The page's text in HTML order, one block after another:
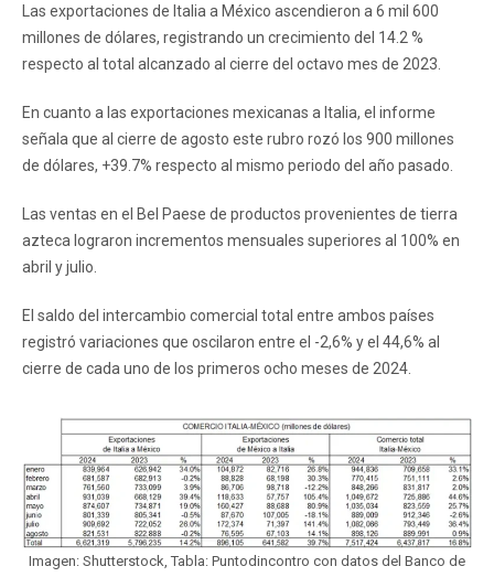
Las exportaciones de Italia a México ascendieron a 6 mil 600
millones de dólares, registrando un crecimiento del 14.2 %
respecto al total alcanzado al cierre del octavo mes de 2023.
En cuanto a las exportaciones mexicanas a Italia, el informe
señala que al cierre de agosto este rubro rozó los 900 millones
de dólares, +39.7% respecto al mismo periodo del año pasado.
Las ventas en el Bel Paese de productos provenientes de tierra
azteca lograron incrementos mensuales superiores al 100% en
abril y julio.
El saldo del intercambio comercial total entre ambos países
registró variaciones que oscilaron entre el -2,6% y el 44,6% al
cierre de cada uno de los primeros ocho meses de 2024.
Imagen: Shutterstock, Tabla: Puntodincontro con datos del Banco de